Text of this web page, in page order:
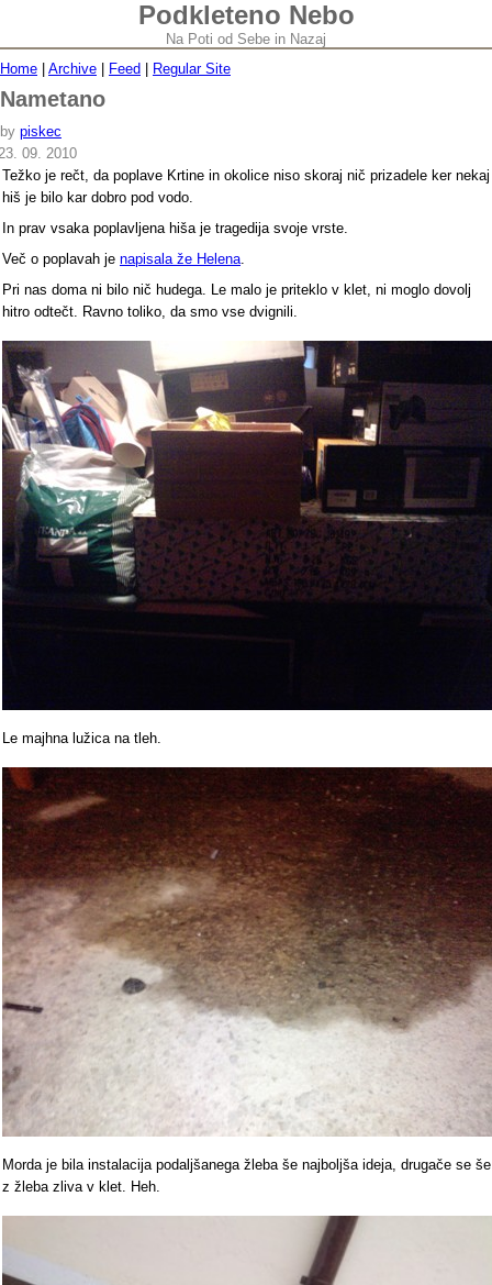
Podkleteno Nebo
Na Poti od Sebe in Nazaj
Home
Archive Feed Regular Site
Nametano
by piskec
09. 2010
Težko je rečt, da poplave Krtine in okolice niso skoraj nič prizadele ker nekaj
hiš je bilo kar dobro pod vodo.
In prav vsaka poplavljena hiša je tragedija svoje vrste.
Več o poplavah je napisala že Helena.
Pri nas doma ni bilo nič hudega. Le malo je priteklo v klet, ni moglo dovolj
hitro odtečt. Ravno toliko, da smo vse dvignili.
Le majhna lužica na tleh.
Morda je bila instalacija podaljšanega žleba še najboljša ideja, drugače se še
z žleba zliva v klet. Heh.